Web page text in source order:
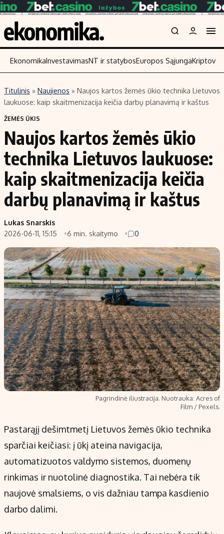
Turinys
Naujienos
Aplinka
Verslas
Energetika
Ekonomika
Politika
NT ir statybos
Skaitykite
Įmonės
Žemės ūkis
Technologijos
Laisvalaikis
Investavimas
Akcijų rinka
Saulės elektrinės
Kriptovaliutos
Infliacija
Migracija
Nedarbo išmokos skaičiuoklė
Indėliai
Indėlių skaičiuoklė
Būsto finansai
Įdomios naujienos
Redakcija
Apie mus
Turinio žymėjimo taisyklės
Kontaktai
Regionų naujienos
Indėlių palūkanos
EkonomikaInvestavimasNT ir statybosEuropos Sąjunga
Titulinis » Naujienos » Naujos kartos žemės ūkio technika Lietuvos
laukuose: kaip skaitmenizacija keičia darbų planavimą ir kaštus
ŽEMĖS ŪKIS
Naujos kartos žemės ūkio
technika Lietuvos laukuose:
kaip skaitmenizacija keičia
darbų planavimą ir kaštus
Lukas Snarskis
2026-06-11, 15:15
6 min. skaitymo 0
Pagrindinė iliustracija. Nuotrauka: Acres of
Film / Pexels.
Pastarąjį dešimtmetį Lietuvos žemės ūkio technika
sparčiai keičiasi: į ūkį ateina navigacija,
automatizuotos valdymo sistemos, duomenų
rinkimas ir nuotolinė diagnostika. Tai nebėra tik
naujovė smalsiems, o vis dažniau tampa kasdienio
darbo dalimi.